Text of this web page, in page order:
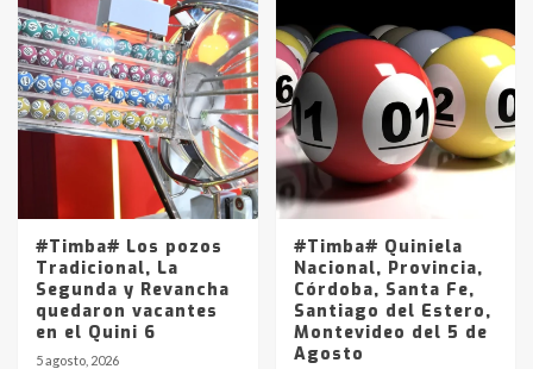
#Timba# Los pozos
Tradicional, La
Segunda y Revancha
quedaron vacantes
en el Quini 6
5 agosto, 2026
#Timba# Quiniela
Nacional, Provincia,
Córdoba, Santa Fe,
Santiago del Estero,
Montevideo del 5 de
Agosto